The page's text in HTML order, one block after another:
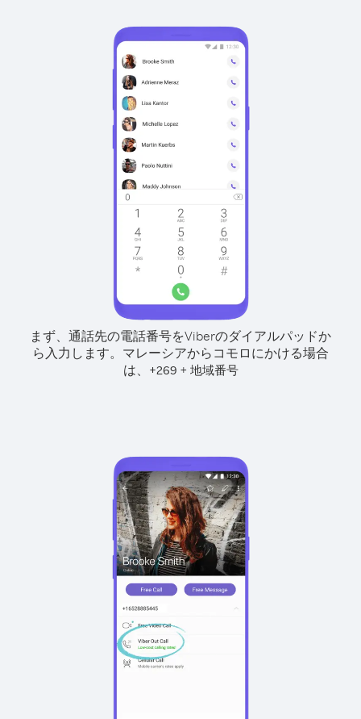
まず、通話先の電話番号をViberのダイアルパッドか
ら入力します。 マレーシアからコモロにかける場合
は、
+269 + 地域番号